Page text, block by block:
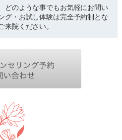
どのような事でもお気軽にお問い
グ・お試し体験は完全予約制とな
来院ください。